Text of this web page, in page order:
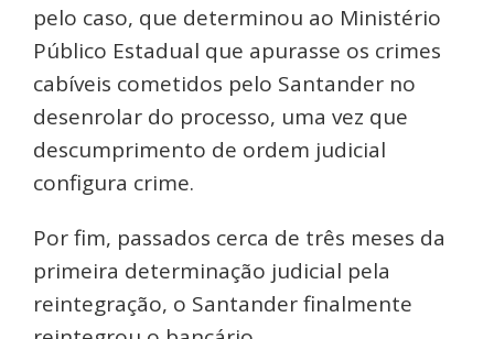
pelo caso, que determinou ao Ministério
Público Estadual que apurasse os crimes
cabíveis cometidos pelo Santander no
desenrolar do processo, uma vez que
descumprimento de ordem judicial
configura crime.
Por fim, passados cerca de três meses da
primeira determinação judicial pela
reintegração, o Santander finalmente